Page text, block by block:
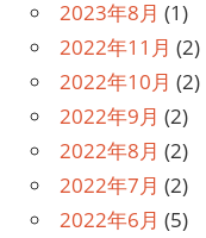
2023年8月 (1)
2022年11月 (2)
2022年10月 (2)
2022年9月 (2)
2022年8月 (2)
2022年7月 (2)
2022年6月 (5)